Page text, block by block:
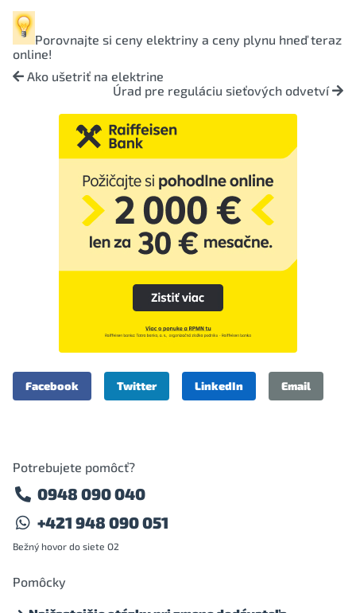
Porovnajte si ceny elektriny a ceny plynu hneď teraz
online!
Ako ušetriť na elektrine
Úrad pre reguláciu sieťových odvetví
Facebook Twitter LinkedIn Email
Potrebujete pomôcť?
0948 090 040
+421 948 090 051
Bežný hovor do siete O2
Pomôcky